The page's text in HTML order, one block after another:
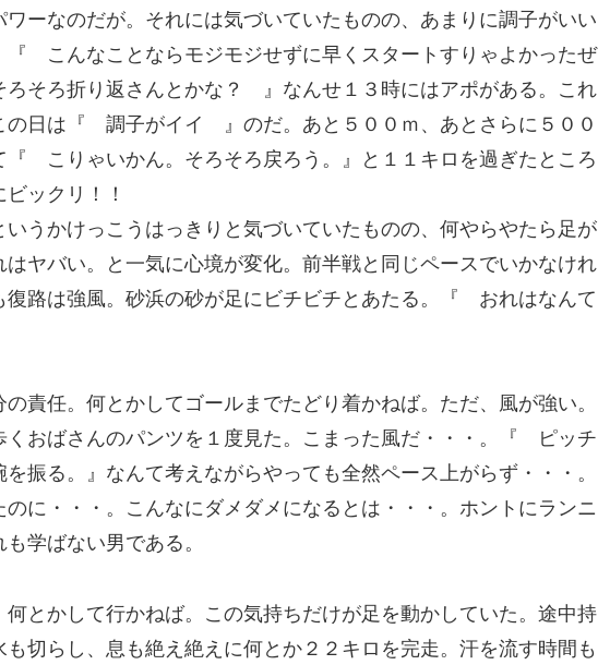
ーなのだが。それには気づいていたものの、あまりに調子がいい
『 こんなことならモジモジせずに早くスタートすりゃよかったぜ
そろ折り返さんとかな？ 』なんせ１３時にはアポがある。これ
の日は『 調子がイイ 』のだ。あと５００ｍ、あとさらに５００
『 こりゃいかん。そろそろ戻ろう。』と１１キロを過ぎたところ
ックリ！！
うかけっこうはっきりと気づいていたものの、何やらやたら足が
ヤバい。と一気に心境が変化。前半戦と同じペースでいかなけれ
復路は強風。砂浜の砂が足にビチビチとあたる。『 おれはなんて
責任。何とかしてゴールまでたどり着かねば。ただ、風が強い。
くおばさんのパンツを１度見た。こまった風だ・・・。『 ピッチ
振る。』なんて考えながらやっても全然ペース上がらず・・・。
に・・・。こんなにダメダメになるとは・・・。ホントにランニ
学ばない男である。
とかして行かねば。この気持ちだけが足を動かしていた。途中持
切らし、息も絶え絶えに何とか２２キロを完走。汗を流す時間も